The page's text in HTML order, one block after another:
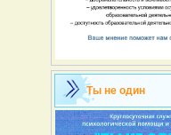
Ты не один